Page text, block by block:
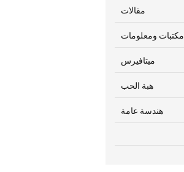
مقالات
مكتبات ومعلومات
ميتافيرس
هبة الحب
هندسة عامة